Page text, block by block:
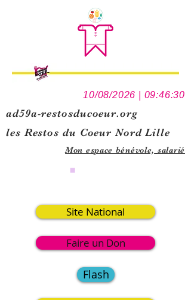
10/08/2026 | 09:46:30
ad59a-restosducoeur.org
les Restos du Coeur Nord Lille
Mon espace bénévole, salarié
Site National
Faire un Don
Flash